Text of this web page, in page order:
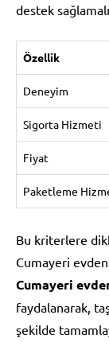
destek
Özellik
Deneyim
Sigorta Hizmeti
Fiyat
Paketleme
Bu kriterlere
Cumayeri
Cumayeri
faydalanarak,
şekilde